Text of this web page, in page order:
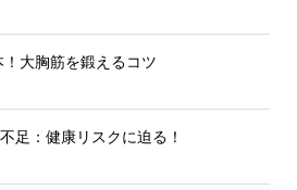
大胸筋を鍛えるコツ
足：健康リスクに迫る！